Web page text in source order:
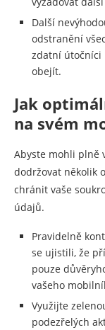
Další
odstranění
zdatní útočníci
obejít.
Jak
na svém
Abyste mohli plně
dodržovat několik
chránit vaše
údajů.
Pravidelně
se ujistili, že
pouze
vašeho
Využijte
podezřelých